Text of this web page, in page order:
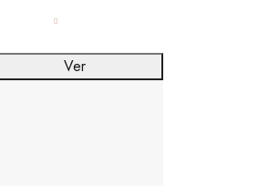
Ver